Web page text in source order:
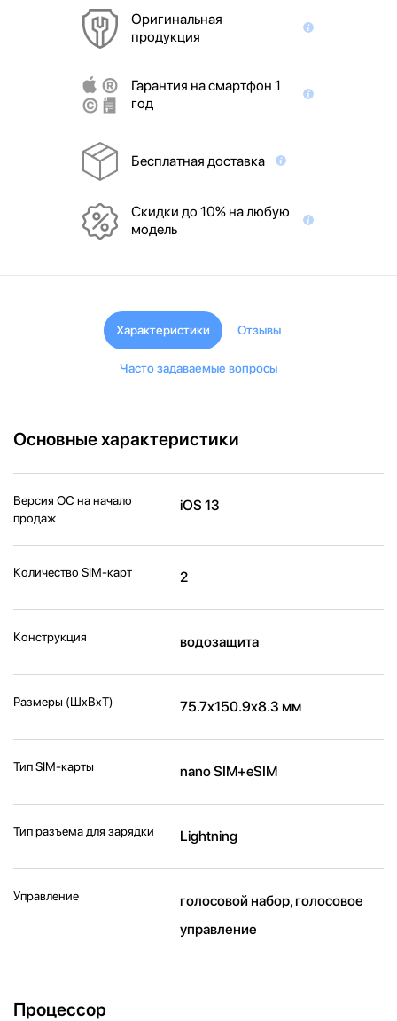
Оригинальная
продукция
Гарантия на смартфон 1
год
Бесплатная доставка
Скидки до 10% на любую
модель
Характеристики Отзывы
Часто задаваемые вопросы
Основные характеристики
Версия ОС на начало
продаж
iOS 13
Количество SIM-карт 2
Конструкция водозащита
Размеры (ШxВxТ) 75.7x150.9x8.3 мм
Тип SIM-карты nano SIM+eSIM
Тип разъема для зарядки Lightning
Управление
голосовой набор, голосовое
управление
Процессор